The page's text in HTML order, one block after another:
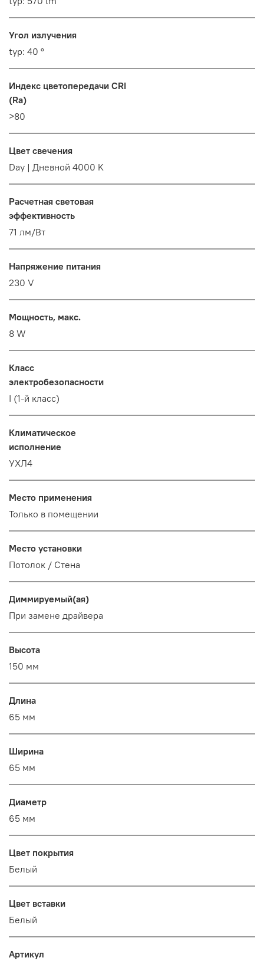
Угол излучения
typ: 40 °
Индекс цветопередачи CRI
(Ra)
>80
Цвет свечения
Day | Дневной 4000 K
Расчетная световая
эффективность
71 лм/Вт
Напряжение питания
230 V
Мощность, макс.
8 W
Класс
электробезопасности
I (1-й класс)
Климатическое
исполнение
УХЛ4
Место применения
Только в помещении
Место установки
Потолок / Cтена
Диммируемый(ая)
При замене драйвера
Высота
150 мм
Длина
65 мм
Ширина
65 мм
Диаметр
65 мм
Цвет покрытия
Белый
Цвет вставки
Белый
Артикул